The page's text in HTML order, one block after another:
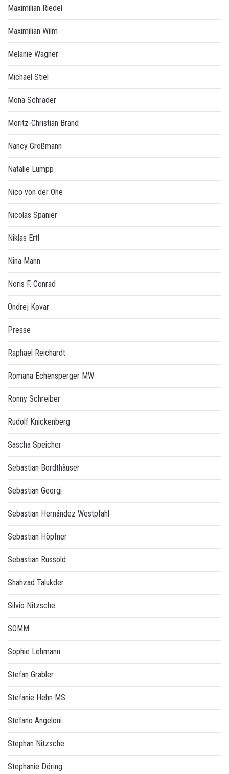
Maximilian Riedel
Maximilian Wilm
Melanie Wagner
Michael Stiel
Mona Schrader
Moritz-Christian Brand
Nancy Großmann
Natalie Lumpp
Nico von der Ohe
Nicolas Spanier
Niklas Ertl
Nina Mann
Noris F. Conrad
Ondrej Kovar
Presse
Raphael Reichardt
Romana Echensperger MW
Ronny Schreiber
Rudolf Knickenberg
Sascha Speicher
Sebastian Bordthäuser
Sebastian Georgi
Sebastian Hernández Westpfahl
Sebastian Höpfner
Sebastian Russold
Shahzad Talukder
Silvio Nitzsche
SOMM
Sophie Lehmann
Stefan Grabler
Stefanie Hehn MS
Stefano Angeloni
Stephan Nitzsche
Stephanie Döring